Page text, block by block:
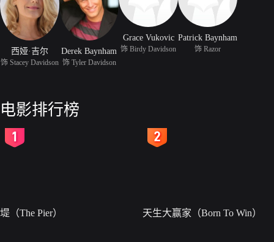
西娅·吉尔
饰 Stacey Davidson
Derek Baynham
饰 Tyler Davidson
Grace Vukovic
饰 Birdy Davidson
Patrick Baynham
饰 Razor
电影排行榜
堤（The Pier） 天生大赢家（Born To Win）